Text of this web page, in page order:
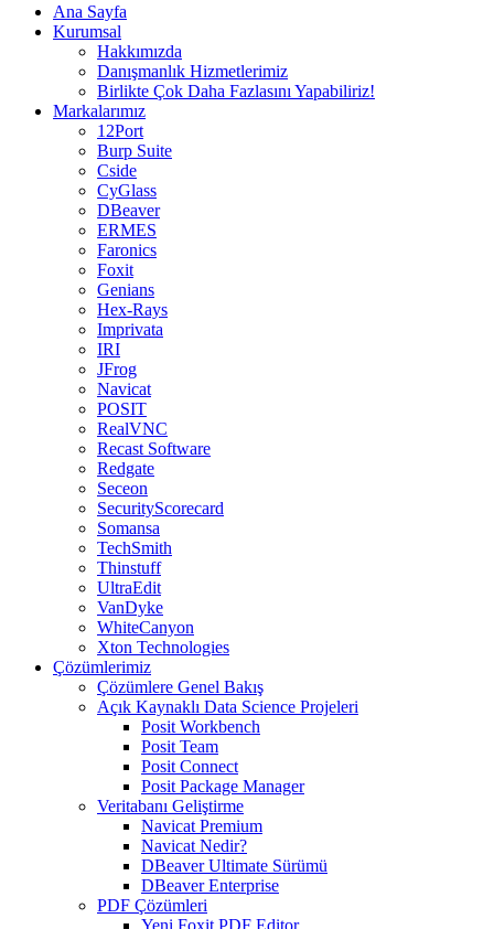
Ana Sayfa
Kurumsal
Hakkımızda
Danışmanlık Hizmetlerimiz
Birlikte Çok Daha Fazlasını Yapabiliriz!
Markalarımız
12Port
Burp Suite
Cside
CyGlass
DBeaver
ERMES
Faronics
Foxit
Genians
Hex-Rays
Imprivata
IRI
JFrog
Navicat
POSIT
RealVNC
Recast Software
Redgate
Seceon
SecurityScorecard
Somansa
TechSmith
Thinstuff
UltraEdit
VanDyke
WhiteCanyon
Xton Technologies
Çözümlerimiz
Çözümlere Genel Bakış
Açık Kaynaklı Data Science Projeleri
Posit Workbench
Posit Team
Posit Connect
Posit Package Manager
Veritabanı Geliştirme
Navicat Premium
Navicat Nedir?
DBeaver Ultimate Sürümü
DBeaver Enterprise
PDF Çözümleri
Yeni Foxit PDF Editor